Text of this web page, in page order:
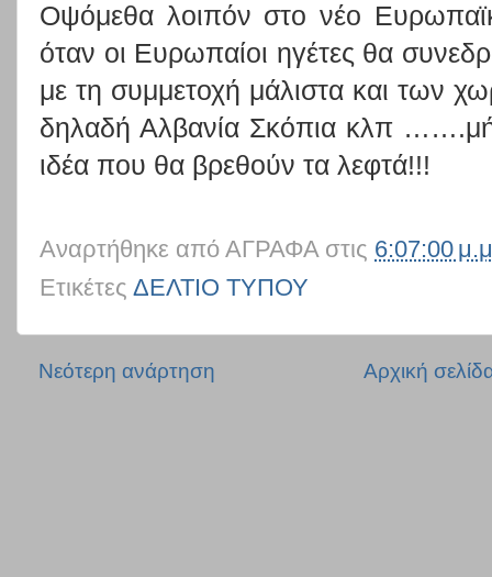
Οψόμεθα λοιπόν στο νέο
όταν οι Ευρωπαίοι ηγέτες θα
με τη συμμετοχή μάλιστα και των
δηλαδή Αλβανία Σκόπια κλπ
ιδέα που θα βρεθούν τα λεφτά!!!
Αναρτήθηκε από ΑΓΡΑΦΑ στις 6:07:00
Ετικέτες ΔΕΛΤΙΟ ΤΥΠΟΥ
Νεότερη ανάρτηση Αρχική